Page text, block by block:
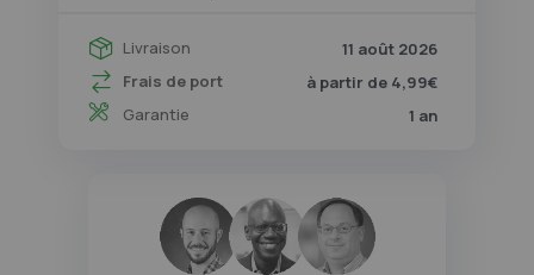
Livraison
11 août 2026
Frais de port
à partir de 4,99€
Garantie
1 an